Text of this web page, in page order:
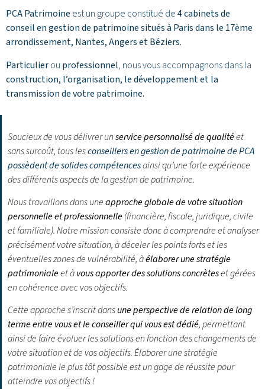
PCA Patrimoine est un groupe constitué de4 cabinets de
conseil en gestion de patrimoine situés à Paris dans le 17ème
arrondissement, Nantes,AngersetBéziers.
Particulierou professionnel, nous vous accompagnons dans la
construction, l’organisation, le développement et la
transmission de votre patrimoine.
Soucieux de vous délivrer unservice personnalisé de qualitéet
sans surcoût, tous lesconseillers en gestion de patrimoine de PCA
possèdent de solides compétencesainsi qu’une forte expérience
des différents aspects de la gestion de patrimoine.
Nous travaillons dans uneapproche globale de votre situation
personnelle et professionnelle(financière, fiscale, juridique, civile
et familiale). Notre mission consiste donc à comprendre et analyser
précisément votre situation, à déceler les points forts et les
éventuelles zones de vulnérabilité, àélaborer une stratégie
patrimonialeet àvous apporter des solutions concrèteset gérées
en cohérence avec vos objectifs.
Cette approche s’inscrit dansune perspective de relation de long
terme entre vous et le conseiller qui vous est dédié, permettant
ainsi de faire évoluer les solutions en fonction des changements de
votre situation et de vos objectifs.Élaborer une stratégie
patrimoniale le plus tôt possible est un gage de réussite pour
atteindre vos objectifs !